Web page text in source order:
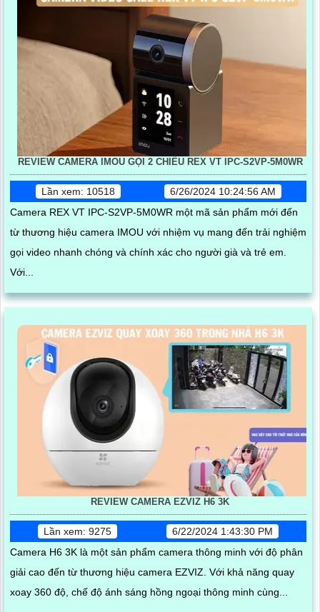
REVIEW CAMERA IMOU GỌI 2 CHIỀU REX VT IPC-S2VP-5M0WR
Lần xem: 10518
6/26/2024 10:24:56 AM
Camera REX VT IPC-S2VP-5M0WR một mã sản phẩm mới đến
từ thương hiệu camera IMOU với nhiệm vụ mang đến trải nghiệm
gọi video nhanh chóng và chính xác cho người già và trẻ em.
Với...
REVIEW CAMERA EZVIZ H6 3K
Lần xem: 9275
6/22/2024 1:43:30 PM
Camera H6 3K là một sản phẩm camera thông minh với độ phân
giải cao đến từ thương hiệu camera EZVIZ. Với khả năng quay
xoay 360 độ, chế độ ánh sáng hồng ngoại thông minh cùng...